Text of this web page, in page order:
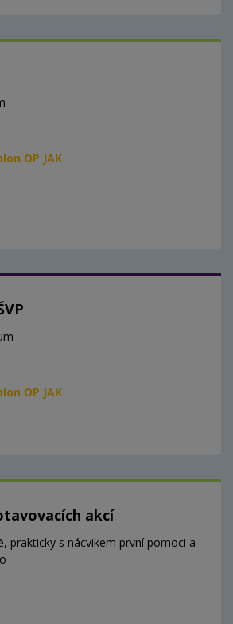
OP JAK
OP JAK
akcí
prakticky s nácvikem první pomoci a